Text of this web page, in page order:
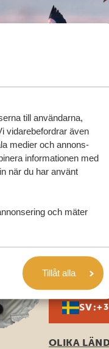
till användarna,
vidarebefordrar även
medier och annons-
informationen med
när du har använt
och mäter
Tillåt alla
Ring
VÅRA
SV:
OLIKA